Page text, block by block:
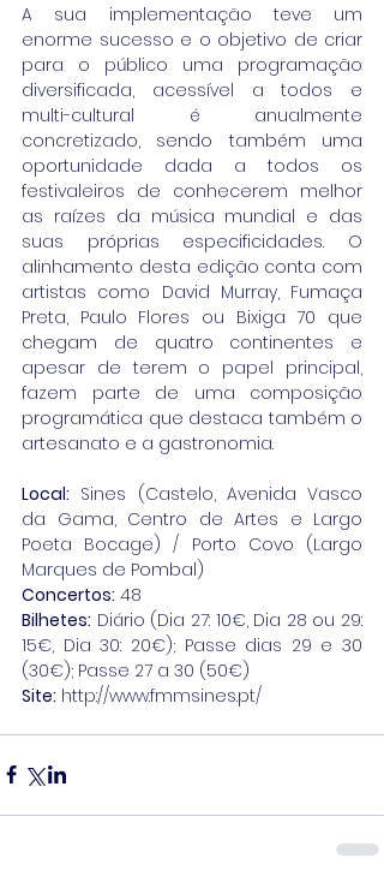
A sua implementação teve um
enorme sucesso e o objetivo de criar
para o público uma programação
diversificada, acessível a todos e
multi-cultural é anualmente
concretizado, sendo também uma
oportunidade dada a todos os
festivaleiros de conhecerem melhor
as raízes da música mundial e das
suas próprias especificidades. O
alinhamento desta edição conta com
artistas como David Murray, Fumaça
Preta, Paulo Flores ou Bixiga 70 que
chegam de quatro continentes e
apesar de terem o papel principal,
fazem parte de uma composição
programática que destaca também o
artesanato e a gastronomia.
Local: Sines (Castelo, Avenida Vasco
da Gama, Centro de Artes e Largo
Poeta Bocage) / Porto Covo (Largo
Marques de Pombal)
Concertos: 48
Bilhetes: Diário (Dia 27: 10€, Dia 28 ou 29:
15€, Dia 30: 20€); Passe dias 29 e 30
(30€); Passe 27 a 30 (50€)
Site: http://www.fmmsines.pt/